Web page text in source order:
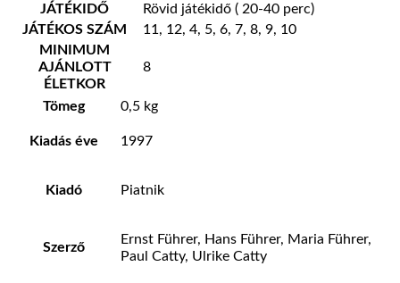
JÁTÉKIDŐ
Rövid játékidő ( 20-40 perc)
JÁTÉKOS SZÁM
11, 12, 4, 5, 6, 7, 8, 9, 10
MINIMUM
AJÁNLOTT
ÉLETKOR
8
Tömeg 0,5 kg
Kiadás éve 1997
Kiadó Piatnik
Szerző
Ernst Führer, Hans Führer, Maria Führer,
Paul Catty, Ulrike Catty